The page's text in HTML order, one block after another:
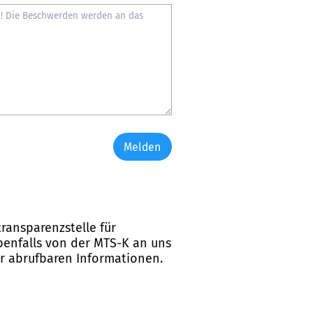
Melden
für
von der MTS-K an uns
abrufbaren Informationen.